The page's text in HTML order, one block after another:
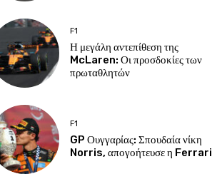
F1
Η μεγάλη αντεπίθεση της
McLaren: Οι προσδοκίες των
πρωταθλητών
F1
GP Ουγγαρίας: Σπουδαία νίκη
Norris, απογοήτευσε η Ferrari